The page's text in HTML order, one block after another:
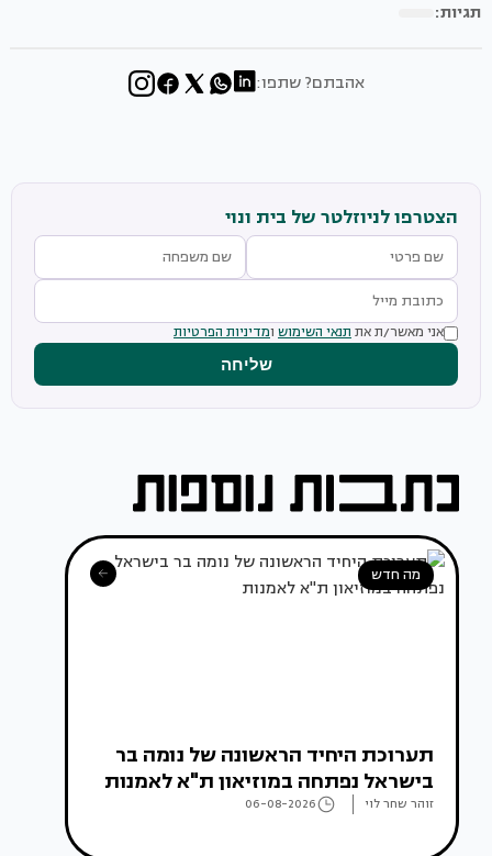
תגיות:
אהבתם? שתפו:
הצטרפו לניוזלטר של בית ונוי
אני מאשר/ת את תנאי השימוש ומדיניות הפרטיות
שליחה
מה חדש
תערוכת היחיד הראשונה של נומה בר
בישראל נפתחה במוזיאון ת"א לאמנות
זוהר שחר לוי 06-08-2026